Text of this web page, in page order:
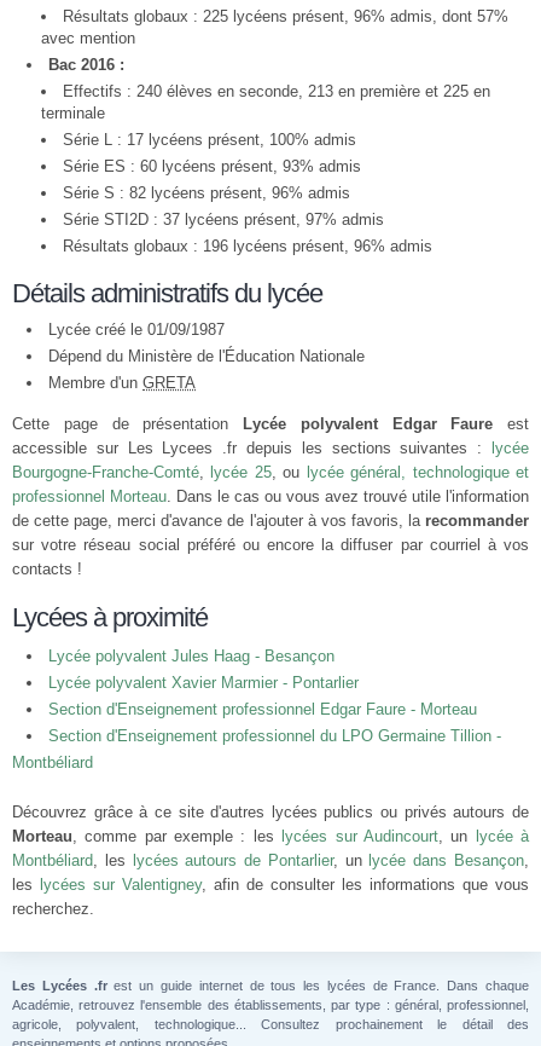
Résultats globaux : 225 lycéens présent, 96% admis, dont 57%
avec mention
Bac 2016 :
Effectifs : 240 élèves en seconde, 213 en première et 225 en
terminale
Série L : 17 lycéens présent, 100% admis
Série ES : 60 lycéens présent, 93% admis
Série S : 82 lycéens présent, 96% admis
Série STI2D : 37 lycéens présent, 97% admis
Résultats globaux : 196 lycéens présent, 96% admis
Détails administratifs du lycée
Lycée créé le 01/09/1987
Dépend du Ministère de l'Éducation Nationale
Membre d'un GRETA
Cette page de présentation Lycée polyvalent Edgar Faure est
accessible sur Les Lycees .fr depuis les sections suivantes :
lycée
Bourgogne-Franche-Comté, lycée 25, ou lycée général, technologique et
professionnel Morteau. Dans le cas ou vous avez trouvé utile l'information
de cette page, merci d'avance de l'ajouter à vos favoris, la recommander
sur votre réseau social préféré ou encore la diffuser par courriel à vos
contacts !
Lycées à proximité
Lycée polyvalent Jules Haag - Besançon
Lycée polyvalent Xavier Marmier - Pontarlier
Section d'Enseignement professionnel Edgar Faure - Morteau
Section d'Enseignement professionnel du LPO Germaine Tillion -
Montbéliard
Découvrez grâce à ce site d'autres lycées publics ou privés autours de
Morteau, comme par exemple : les lycées sur Audincourt, un
lycée à
Montbéliard, les lycées autours de Pontarlier, un lycée dans Besançon,
les
lycées sur Valentigney, afin de consulter les informations que vous
recherchez.
Les Lycées .frest un guide internet de tous les lycées de France. Dans chaque
Académie, retrouvez l'ensemble des établissements, par type : général, professionnel,
agricole, polyvalent, technologique... Consultez prochainement le détail des